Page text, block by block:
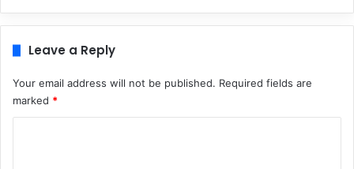
Leave a Reply
Your email address will not be published. Required fields are
marked *